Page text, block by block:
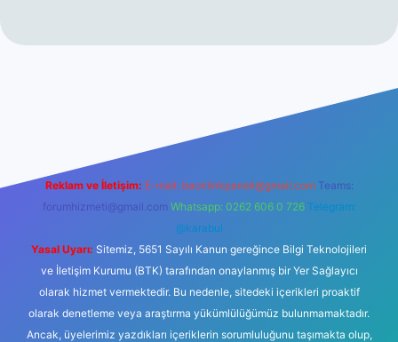
Reklam ve İletişim: E-mail: backlinkpaneli@gmail.com Teams:
forumhizmeti@gmail.com Whatsapp: 0262 606 0 726 Telegram:
@karabul
Yasal Uyarı: Sitemiz, 5651 Sayılı Kanun gereğince Bilgi Teknolojileri
ve İletişim Kurumu (BTK) tarafından onaylanmış bir Yer Sağlayıcı
olarak hizmet vermektedir. Bu nedenle, sitedeki içerikleri proaktif
olarak denetleme veya araştırma yükümlülüğümüz bulunmamaktadır.
Ancak, üyelerimiz yazdıkları içeriklerin sorumluluğunu taşımakta olup,